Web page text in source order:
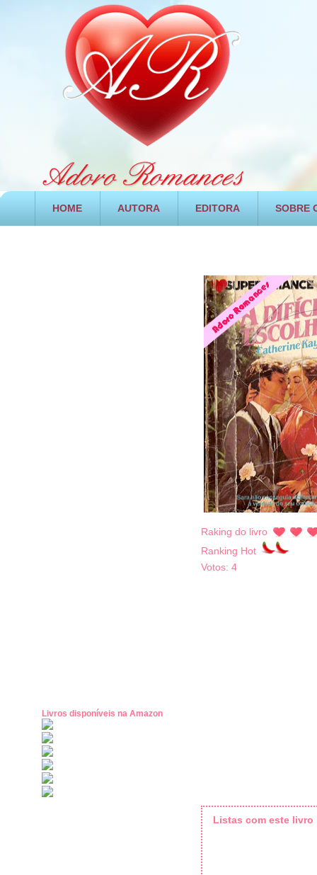
HOME AUTORA EDITORA SOBRE
Livros disponíveis na Amazon
Raking do livro
Ranking Hot
Votos: 4
Listas com este livro